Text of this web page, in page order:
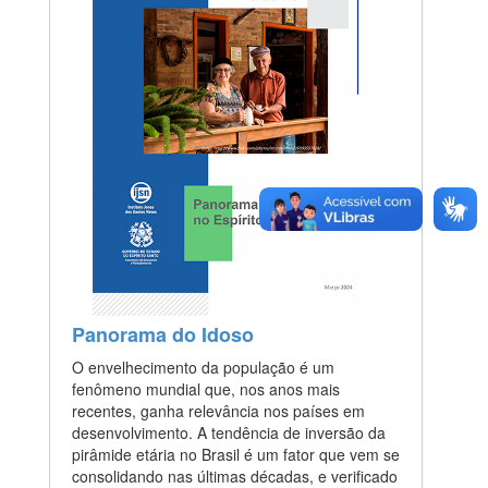
Panorama do Idoso
O envelhecimento da população é um
fenômeno mundial que, nos anos mais
recentes, ganha relevância nos países em
desenvolvimento. A tendência de inversão da
pirâmide etária no Brasil é um fator que vem se
consolidando nas últimas décadas, e verificado